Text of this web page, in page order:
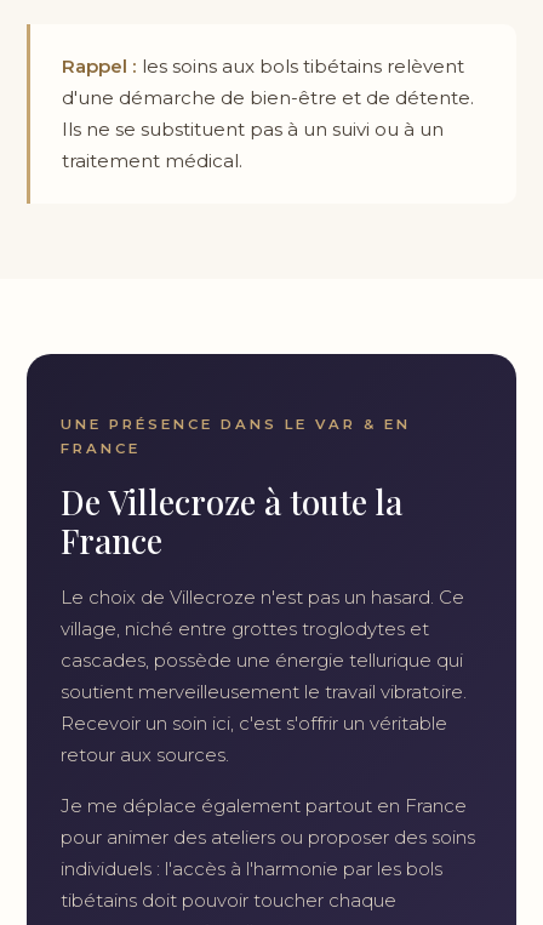
Rappel : les soins aux bols tibétains relèvent
d'une démarche de bien-être et de détente.
Ils ne se substituent pas à un suivi ou à un
traitement médical.
UNE PRÉSENCE DANS LE VAR & EN
FRANCE
De Villecroze à toute la
France
Le choix de Villecroze n'est pas un hasard. Ce
village, niché entre grottes troglodytes et
cascades, possède une énergie tellurique qui
soutient merveilleusement le travail vibratoire.
Recevoir un soin ici, c'est s'offrir un véritable
retour aux sources.
Je me déplace également partout en France
pour animer des ateliers ou proposer des soins
individuels : l'accès à l'harmonie par les bols
tibétains doit pouvoir toucher chaque